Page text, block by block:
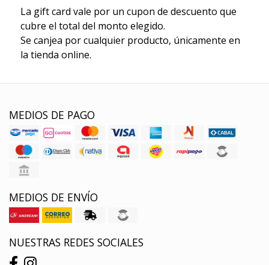
La gift card vale por un cupon de descuento que
cubre el total del monto elegido.
Se canjea por cualquier producto, únicamente en
la tienda online.
MEDIOS DE PAGO
MEDIOS DE ENVÍO
NUESTRAS REDES SOCIALES